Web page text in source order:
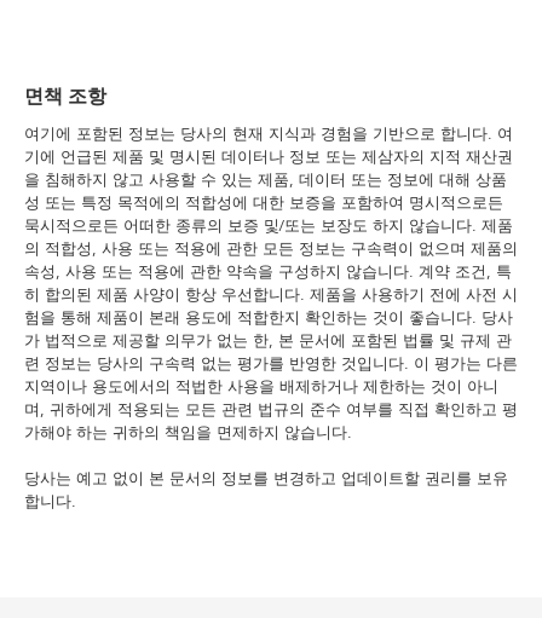
면책 조항
여기에 포함된 정보는 당사의 현재 지식과 경험을 기반으로 합니다. 여
기에 언급된 제품 및 명시된 데이터나 정보 또는 제삼자의 지적 재산권
을 침해하지 않고 사용할 수 있는 제품, 데이터 또는 정보에 대해 상품
성 또는 특정 목적에의 적합성에 대한 보증을 포함하여 명시적으로든
묵시적으로든 어떠한 종류의 보증 및/또는 보장도 하지 않습니다. 제품
의 적합성, 사용 또는 적용에 관한 모든 정보는 구속력이 없으며 제품의
속성, 사용 또는 적용에 관한 약속을 구성하지 않습니다. 계약 조건, 특
히 합의된 제품 사양이 항상 우선합니다. 제품을 사용하기 전에 사전 시
험을 통해 제품이 본래 용도에 적합한지 확인하는 것이 좋습니다. 당사
가 법적으로 제공할 의무가 없는 한, 본 문서에 포함된 법률 및 규제 관
련 정보는 당사의 구속력 없는 평가를 반영한 것입니다. 이 평가는 다른
지역이나 용도에서의 적법한 사용을 배제하거나 제한하는 것이 아니
며, 귀하에게 적용되는 모든 관련 법규의 준수 여부를 직접 확인하고 평
가해야 하는 귀하의 책임을 면제하지 않습니다.
당사는 예고 없이 본 문서의 정보를 변경하고 업데이트할 권리를 보유
합니다.